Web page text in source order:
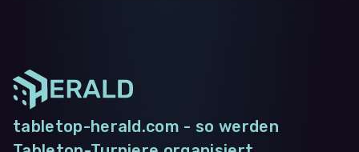
tabletop-herald.com - so werden